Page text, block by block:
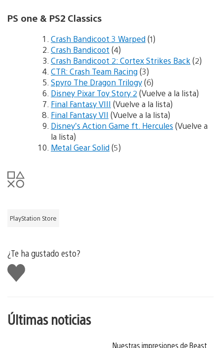
PS one & PS2 Classics
Crash Bandicoot 3 Warped (1)
Crash Bandicoot (4)
Crash Bandicoot 2: Cortex Strikes Back (2)
CTR: Crash Team Racing (3)
Spyro The Dragon Trilogy(6)
Disney Pixar Toy Story 2 (Vuelve a la lista)
Final Fantasy VIII (Vuelve a la lista)
Final Fantasy VII (Vuelve a la lista)
Disney’s Action Game ft. Hercules (Vuelve a
la lista)
Metal Gear Solid (5)
PlayStation Store
¿Te ha gustado esto?
Me
gusta
Últimas noticias
Nuestras impresiones de Beast